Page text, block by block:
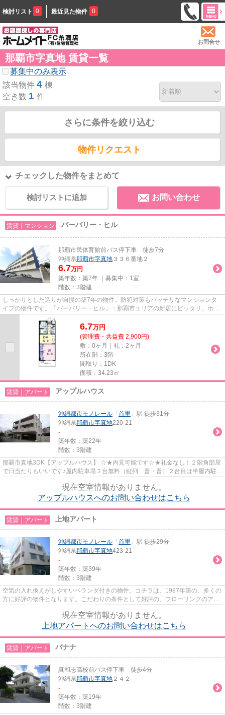
検討リスト 0 最近見た物件 0
お問合せ
那覇市字真地 賃貸一覧
募集中のみ表示
該当物件 4 棟
空き数 1 件
さらに条件を絞り込む
物件リクエスト
チェックした物件をまとめて
検討リストに追加 お問い合わせ
賃貸｜マンション バーバリー・ヒル
那覇市民体育館前バス停下車 徒歩7分
沖縄県那覇市字真地 ３３６番地２
6.7万円
築年数：築7年 ｜募集中： 1室
階数：3階建
しっかりとした造りが自慢の築7年の物件。防犯対策もバッチリなマンションタ
イプの物件です。「バーバリー・ヒル」：那覇市エリアの新居にピッタリ。ホー
ムメイトＦＣ糸満店 住宅管理...
6.7万円
(管理費・共益費 2,900円)
敷：0ヶ月｜礼：2ヶ月
所在階：3階
間取り：1DK
面積：34.23㎡
賃貸｜アパート アップルハウス
沖縄都市モノレール 「 首里 」駅 徒歩31分
沖縄県那覇市字真地220-21
-
築年数：築22年
階数：3階建
那覇市真地3DK【アップルハウス】 ☆★内見可能です☆★礼金なし！２階角部屋
で日当たりもいいです♪屋内駐車場２台無料（縦列 普・普）２台目は半屋内駐車
現在空室情報がありません。
アップルハウスへのお問い合わせはこちら
賃貸｜アパート 上地アパート
沖縄都市モノレール 「 首里 」駅 徒歩29分
沖縄県那覇市字真地423-21
-
築年数：築39年
階数：3階建
空気の入れ換えがしやすいベランダ付きの物件。コチラは、1987年築の、多くの
方に好評の物件となります。こだわりの条件として好評の、フローリングのアパ
現在空室情報がありません。
上地アパートへのお問い合わせはこちら
賃貸｜アパート バナナ
真和志高校前バス停下車 徒歩4分
沖縄県那覇市字真地 ２４２
-
築年数：築19年
階数：3階建